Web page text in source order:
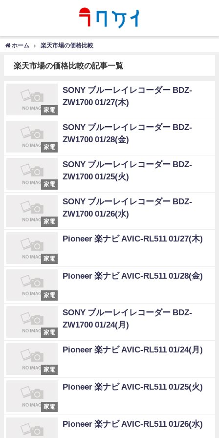
ホーム 楽天市場の価格比較
楽天市場の価格比較の記事一覧
家電
SONY ブルーレイレコーダー BDZ-
ZW1700 01/27(木)
家電
SONY ブルーレイレコーダー BDZ-
ZW1700 01/28(金)
家電
SONY ブルーレイレコーダー BDZ-
ZW1700 01/25(火)
家電
SONY ブルーレイレコーダー BDZ-
ZW1700 01/26(水)
家電
Pioneer 楽ナビ AVIC-RL511 01/27(木)
家電
Pioneer 楽ナビ AVIC-RL511 01/28(金)
家電
SONY ブルーレイレコーダー BDZ-
ZW1700 01/24(月)
家電
Pioneer 楽ナビ AVIC-RL511 01/24(月)
家電
Pioneer 楽ナビ AVIC-RL511 01/25(火)
Pioneer 楽ナビ AVIC-RL511 01/26(水)